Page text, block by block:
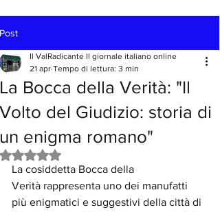
Post
La Bocca della Verità: "Il
Volto del Giudizio: storia di
un enigma romano"
Il ValRadicante Il giornale italiano online
21 apr Tempo di lettura: 3 min
Valutazione NaN stelle su 5.
La cosiddetta Bocca della
Verità rappresenta uno dei manufatti
più enigmatici e suggestivi della città di